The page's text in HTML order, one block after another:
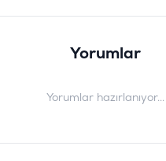
Yorumlar
Yorumlar hazırlanıyor...